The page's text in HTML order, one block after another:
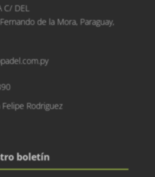
C/ DEL
de la Mora, Paraguay,
Rodriguez
boletín